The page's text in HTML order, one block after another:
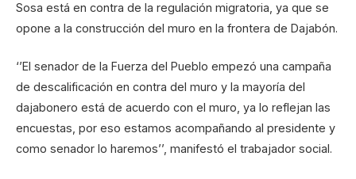
Sosa está en contra de la regulación migratoria, ya que se
opone a la construcción del muro en la frontera de Dajabón.
‘’El senador de la Fuerza del Pueblo empezó una campaña
de descalificación en contra del muro y la mayoría del
dajabonero está de acuerdo con el muro, ya lo reflejan las
encuestas, por eso estamos acompañando al presidente y
como senador lo haremos’’, manifestó el trabajador social.